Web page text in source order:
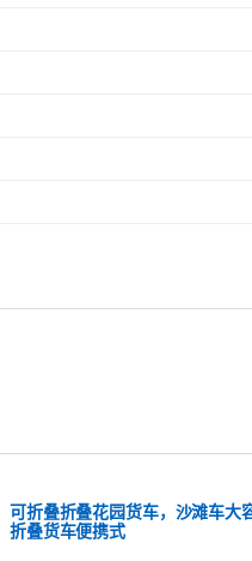
可折叠折叠花园货车，沙滩车大
折叠货车便携式